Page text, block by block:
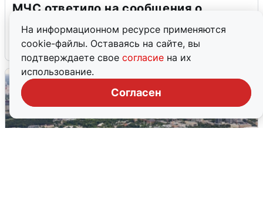
На информационном ресурсе применяются
cookie-файлы. Оставаясь на сайте, вы
подтверждаете свое согласие на их
использование.
Согласен
МЧС ответило на сообщения о
грохоте в Москве
7 августа 0